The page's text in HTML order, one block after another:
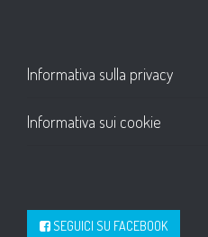
Informativa sulla privacy
Informativa sui cookie
SEGUICI SU FACEBOOK